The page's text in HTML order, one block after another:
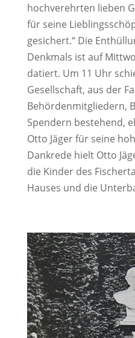
hochverehrten lieben
für seine
gesichert.“ Die
Denkmals ist auf
datiert. Um 11 Uhr
Gesellschaft, aus der
Behördenmitgliedern,
Spendern bestehend,
Otto Jäger für seine
Dankrede hielt Otto
die Kinder des
Hauses und die